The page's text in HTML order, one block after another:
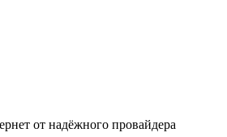
от надёжного провайдера